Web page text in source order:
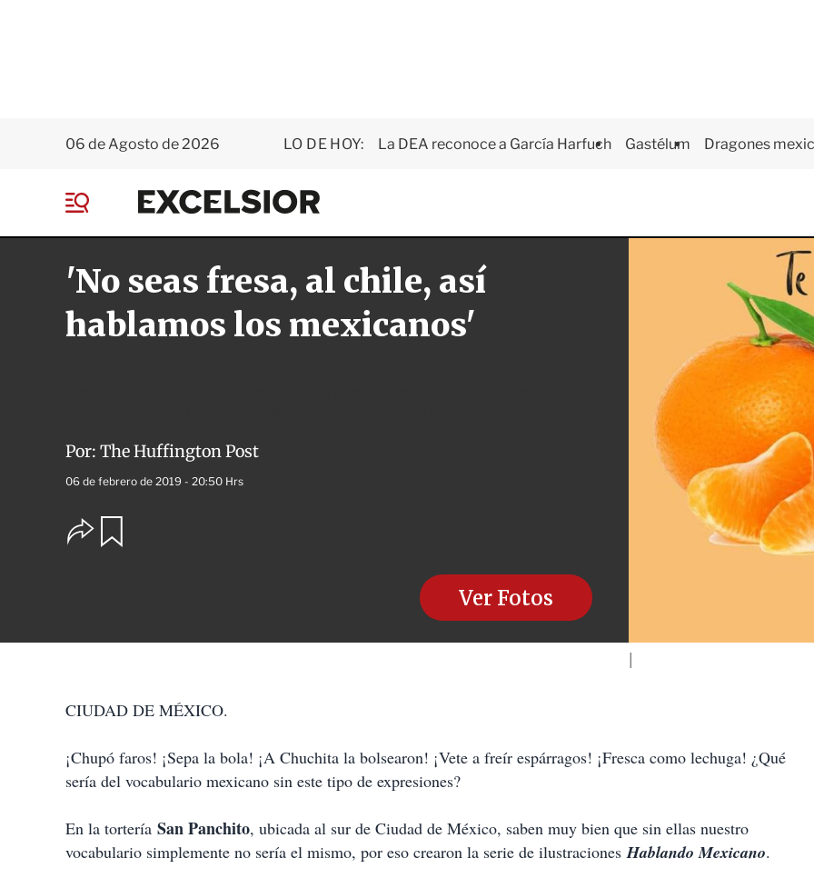
06 de Agosto de 2026 LO DE HOY: La DEA reconoce a García Harfuch Gastélum Dragones
E
x
e
s
i
r
e
ú
'No seas fresa, al chile, así
hablamos los mexicanos'
Por: The Huffington Post
06 de febrero de 2019 - 20:50 Hrs
O
p
s
o
a
r
r
Ver Fotos
CIUDAD DE MÉXICO.
¡Chupó faros! ¡Sepa la bola! ¡A Chuchita la bolsearon! ¡Vete a freír espárragos! ¡Fresca como lechuga! ¿Qué
sería del vocabulario mexicano sin este tipo de expresiones?
En la tortería San Panchito, ubicada al sur de Ciudad de México, saben muy bien que sin ellas nuestro
vocabulario simplemente no sería el mismo, por eso crearon la serie de ilustracionesHablando Mexicano.